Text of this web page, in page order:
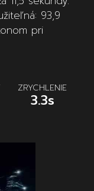
93,9
pri
ZRYCHLENIE
3.3s